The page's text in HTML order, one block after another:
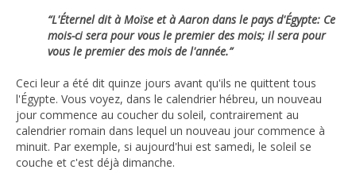
“L'Éternel dit à Moïse et à Aaron dans le pays d'Égypte: Ce
mois-ci sera pour vous le premier des mois; il sera pour
vous le premier des mois de l'année.”
Ceci leur a été dit quinze jours avant qu'ils ne quittent tous
l'Égypte. Vous voyez, dans le calendrier hébreu, un nouveau
jour commence au coucher du soleil, contrairement au
calendrier romain dans lequel un nouveau jour commence à
minuit. Par exemple, si aujourd'hui est samedi, le soleil se
couche et c'est déjà dimanche.